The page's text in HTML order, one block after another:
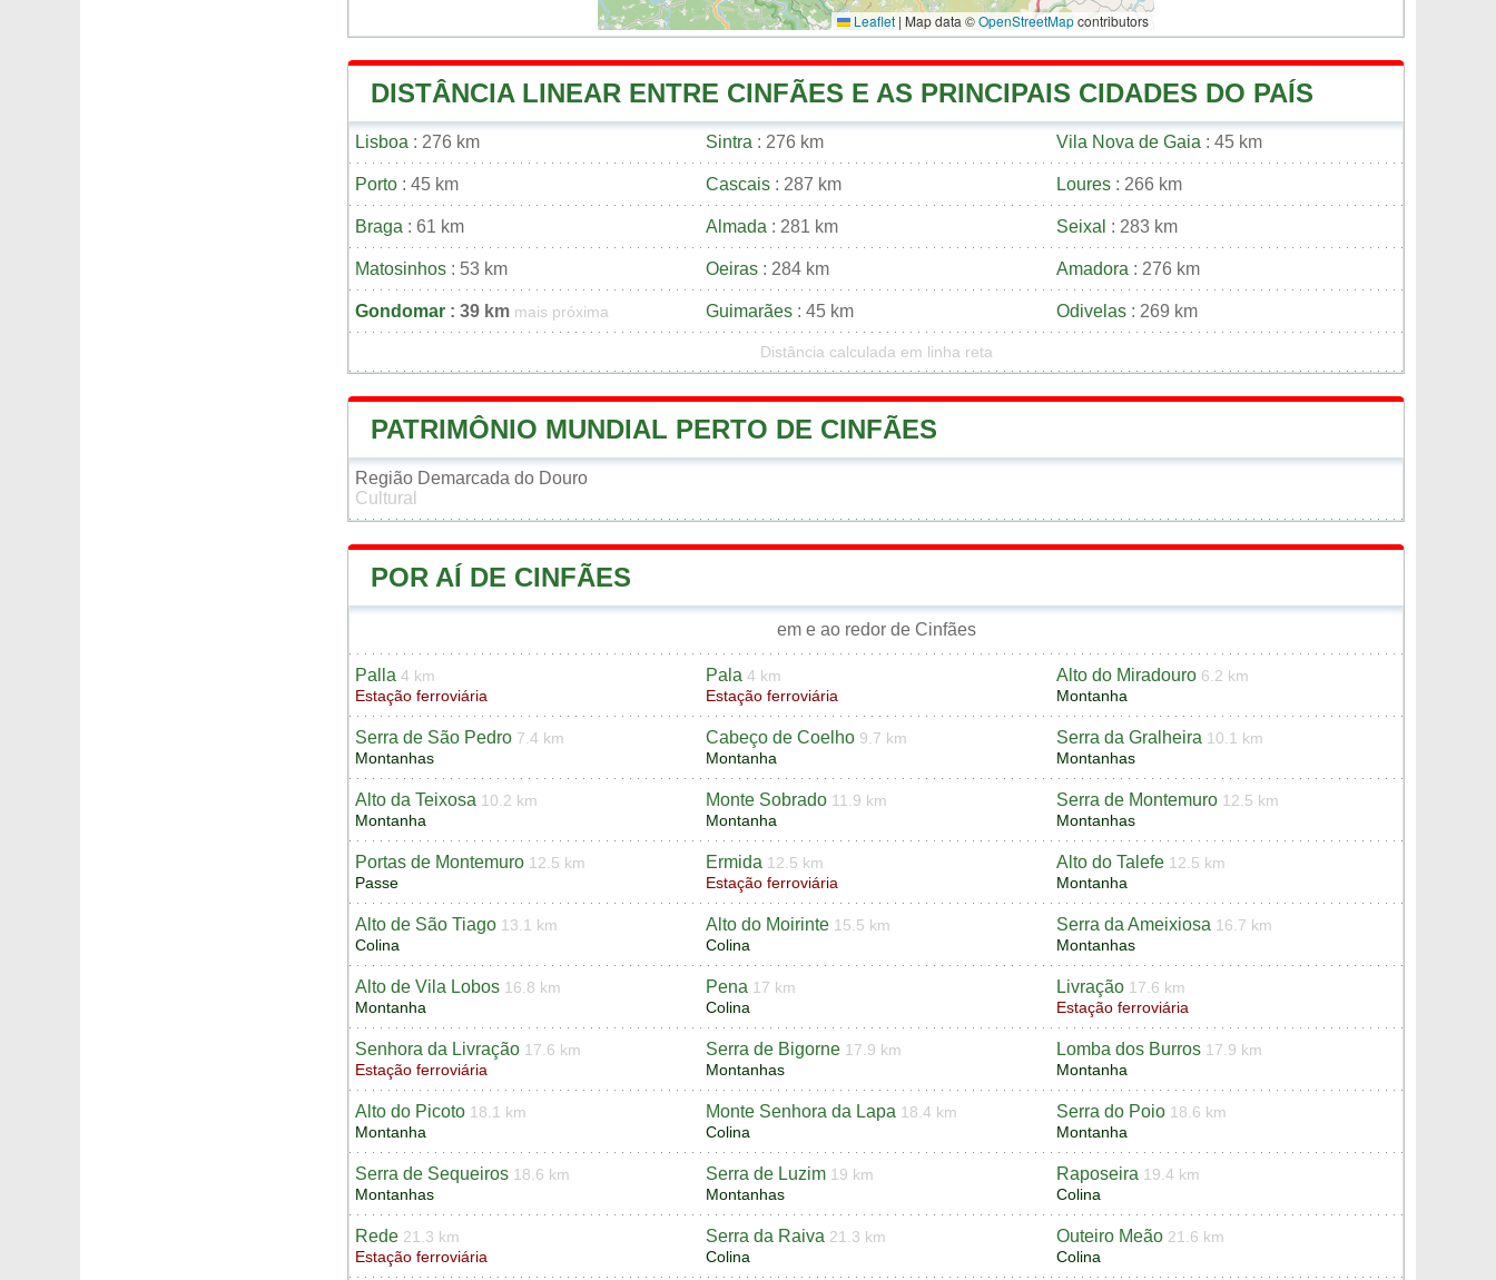
Leaflet | Map data ©OpenStreetMapcontributors
DISTÂNCIA LINEAR ENTRE CINFÃES E AS PRINCIPAIS CIDADES DO PAÍS
Lisboa : 276 km Sintra : 276 km Vila Nova de Gaia : 45 km
Porto : 45 km Cascais : 287 km Loures : 266 km
Braga : 61 km Almada : 281 km Seixal : 283 km
Matosinhos : 53 km Oeiras : 284 km Amadora : 276 km
Gondomar : 39 km mais próxima Guimarães : 45 km Odivelas : 269 km
Distância calculada em linha reta
PATRIMÔNIO MUNDIAL PERTO DE CINFÃES
Região Demarcada do Douro
Cultural
POR AÍ DE CINFÃES
em e ao redor de Cinfães
Palla 4 km
Estação ferroviária
Pala 4 km
Estação ferroviária
Alto do Miradouro 6.2 km
Montanha
Serra de São Pedro 7.4 km
Montanhas
Cabeço de Coelho 9.7 km
Montanha
Serra da Gralheira 10.1 km
Montanhas
Alto da Teixosa 10.2 km
Montanha
Monte Sobrado 11.9 km
Montanha
Serra de Montemuro 12.5 km
Montanhas
Portas de Montemuro 12.5 km
Passe
Ermida 12.5 km
Estação ferroviária
Alto do Talefe 12.5 km
Montanha
Alto de São Tiago 13.1 km
Colina
Alto do Moirinte 15.5 km
Colina
Serra da Ameixiosa 16.7 km
Montanhas
Alto de Vila Lobos 16.8 km
Montanha
Pena 17 km
Colina
Livração 17.6 km
Estação ferroviária
Senhora da Livração 17.6 km
Estação ferroviária
Serra de Bigorne 17.9 km
Montanhas
Lomba dos Burros 17.9 km
Montanha
Alto do Picoto 18.1 km
Montanha
Monte Senhora da Lapa 18.4 km
Colina
Serra do Poio 18.6 km
Montanha
Serra de Sequeiros 18.6 km
Montanhas
Serra de Luzim 19 km
Montanhas
Raposeira 19.4 km
Colina
Rede 21.3 km
Estação ferroviária
Serra da Raiva 21.3 km
Colina
Outeiro Meão 21.6 km
Colina